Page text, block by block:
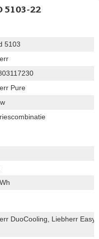
5103-22
5103
Pure
DuoCooling, Liebherr